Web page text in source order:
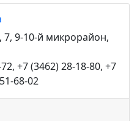
9-10-й микрорайон,
+7 (3462) 28-18-80, +7
68-02